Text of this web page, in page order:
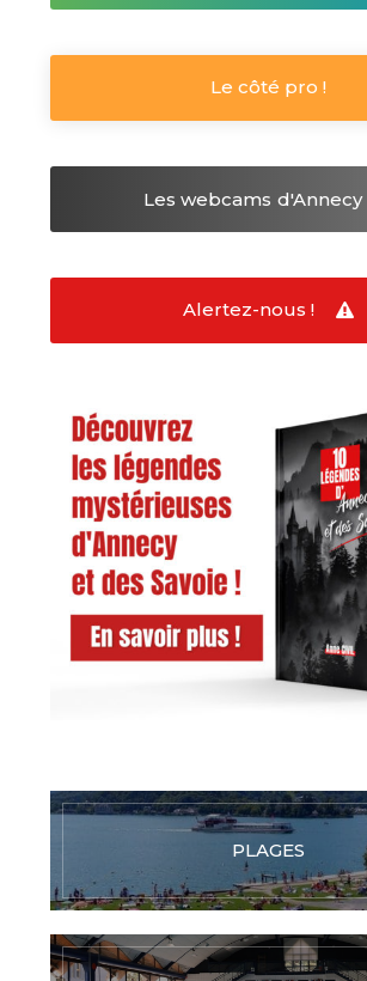
Le côté pro !
Les webcams d'Annecy
Alertez-nous !
PLAGES